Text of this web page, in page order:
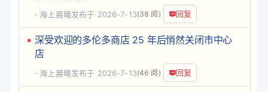
海上晨曦 (38 阅) 回复
发布于 2026-7-13
深受欢迎的多伦多商店 25 年后悄然关闭市中心
店
海上晨曦 (46 阅) 回复
发布于 2026-7-13